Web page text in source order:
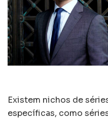
Existem nichos de
específicas, como